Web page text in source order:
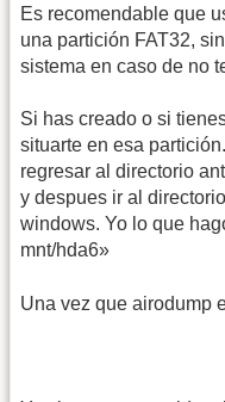
Es recomendable que
una partición FAT32,
sistema en caso de no
Si has creado o si
situarte en esa
regresar al directorio
y despues ir al
windows. Yo lo que
mnt/hda6»
Una vez que airodump